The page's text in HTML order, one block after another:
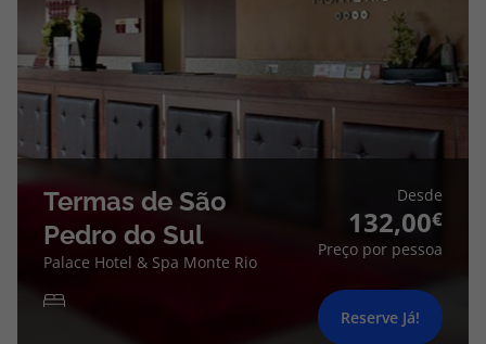
Termas de São
Pedro do Sul
Palace Hotel & Spa Monte Rio
Desde
132,00
Preço por pessoa
Reserve Já!